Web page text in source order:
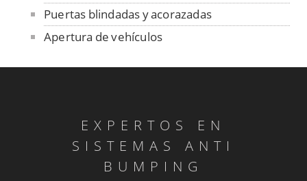
Puertas blindadas y acorazadas
Apertura de vehículos
Rejas en sus ventanas
Extraemos llaves
Instalamos cerraduras antipánico
EXPERTOS EN
SISTEMAS ANTI
BUMPING